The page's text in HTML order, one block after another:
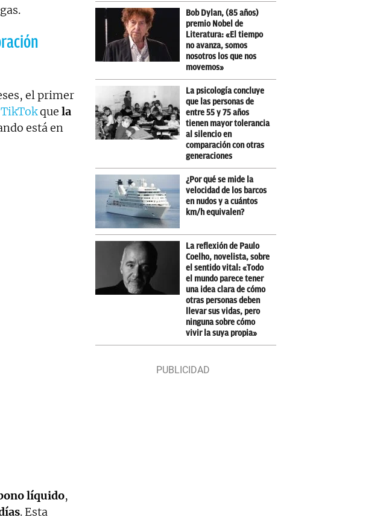
el primer
que la
está en
líquido,
. Esta
Bob Dylan, (85 años)
premio Nobel de
Literatura: «El tiempo
no avanza, somos
nosotros los que nos
movemos»
La psicología concluye
que las personas de
entre 55 y 75 años
tienen mayor tolerancia
al silencio en
comparación con otras
generaciones
¿Por qué se mide la
velocidad de los barcos
en nudos y a cuántos
km/h equivalen?
La reflexión de Paulo
Coelho, novelista, sobre
el sentido vital: «Todo
el mundo parece tener
una idea clara de cómo
otras personas deben
llevar sus vidas, pero
ninguna sobre cómo
vivir la suya propia»